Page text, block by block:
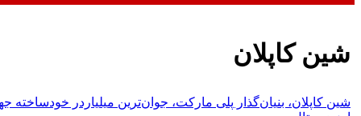
شین کاپلان
شین کاپلان، بنیان‌گذار پلی مارکت، جوان‌ترین میلیاردر خودساخته